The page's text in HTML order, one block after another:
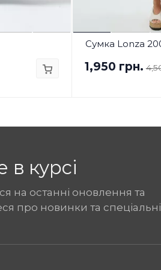
Сумка Lonza
1,950 грн.
в курсі
на останні оновлення та
про новинки та